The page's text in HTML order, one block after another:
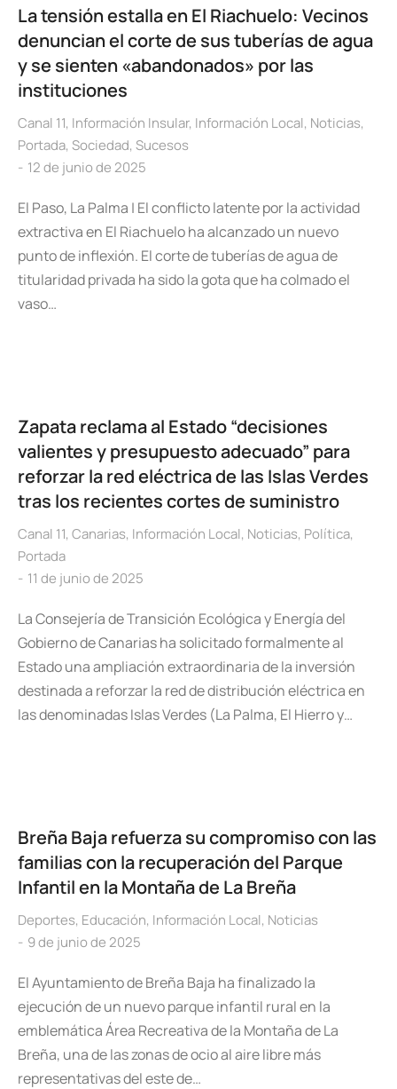
La tensión estalla en El Riachuelo: Vecinos
denuncian el corte de sus tuberías de agua
y se sienten «abandonados» por las
instituciones
Canal 11, Información Insular, Información Local, Noticias,
Portada, Sociedad, Sucesos
12 de junio de 2025
El Paso, La Palma | El conflicto latente por la actividad
extractiva en El Riachuelo ha alcanzado un nuevo
punto de inflexión. El corte de tuberías de agua de
titularidad privada ha sido la gota que ha colmado el
vaso…
Zapata reclama al Estado “decisiones
valientes y presupuesto adecuado” para
reforzar la red eléctrica de las Islas Verdes
tras los recientes cortes de suministro
Canal 11, Canarias, Información Local, Noticias, Política,
Portada
11 de junio de 2025
La Consejería de Transición Ecológica y Energía del
Gobierno de Canarias ha solicitado formalmente al
Estado una ampliación extraordinaria de la inversión
destinada a reforzar la red de distribución eléctrica en
las denominadas Islas Verdes (La Palma, El Hierro y…
Breña Baja refuerza su compromiso con las
familias con la recuperación del Parque
Infantil en la Montaña de La Breña
Deportes, Educación, Información Local, Noticias
9 de junio de 2025
El Ayuntamiento de Breña Baja ha finalizado la
ejecución de un nuevo parque infantil rural en la
emblemática Área Recreativa de la Montaña de La
Breña, una de las zonas de ocio al aire libre más
representativas del este de…